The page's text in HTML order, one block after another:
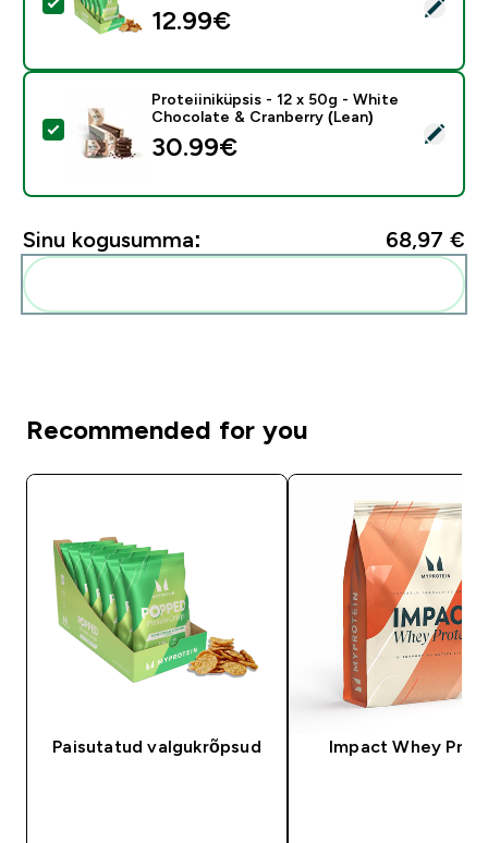
Vali see toode - Paisutatud valgukrõpsud - Sool ja
12.99€‎
Vali see toode - Proteiiniküpsis - 12 x 50g - White
Proteiiniküpsis - 12 x 50g - White
Chocolate & Cranberry (Lean)
30.99€‎
Sinu kogusumma: 68,97 €‎
Recommended for you
Paisutatud valgukrõpsud Impact Whey